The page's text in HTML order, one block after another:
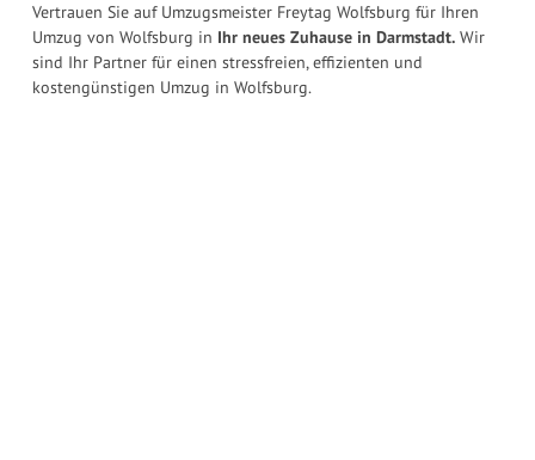
Vertrauen Sie auf Umzugsmeister Freytag Wolfsburg für Ihren
Umzug von Wolfsburg in Ihr neues Zuhause in Darmstadt. Wir
sind Ihr Partner für einen stressfreien, effizienten und
kostengünstigen Umzug in Wolfsburg.